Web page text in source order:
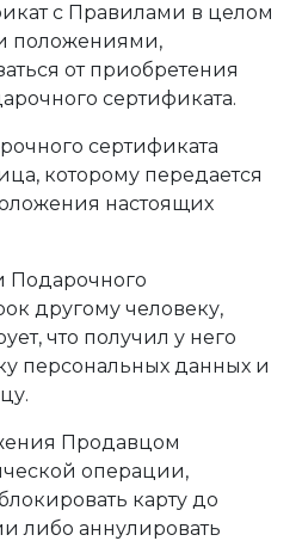
с Правилами в целом
положениями,
от приобретения
сертификата.
сертификата
которому передается
настоящих
Подарочного
другому человеку,
что получил у него
персональных данных и
Продавцом
операции,
карту до
либо аннулировать